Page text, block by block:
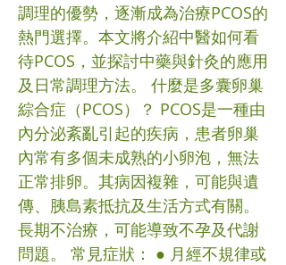
調理的優勢，逐漸成為治療PCOS的
熱門選擇。本文將介紹中醫如何看
待PCOS，並探討中藥與針灸的應用
及日常調理方法。 什麼是多囊卵巢
綜合症（PCOS）？ PCOS是一種由
內分泌紊亂引起的疾病，患者卵巢
內常有多個未成熟的小卵泡，無法
正常排卵。其病因複雜，可能與遺
傳、胰島素抵抗及生活方式有關。
長期不治療，可能導致不孕及代謝
問題。 常見症狀： ● 月經不規律或